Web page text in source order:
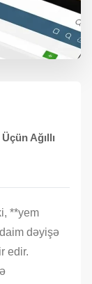
Ağıllı
**yem
dəyişə
edir.